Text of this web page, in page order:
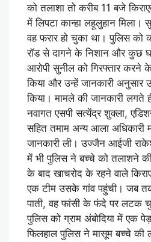
को तलाशा तो करीब 11 बजे
में लिपटा कान्हा लहूलुहान मिला।
वह फरार हो चुका था। पुलिस को
रॉड से दागने के निशान और कुछ
आरोपी सुनील को गिरफ्तार करने
किया और उन्हें जानकारी अनुसार
किया। मामले की जानकारी लगते
नवागत एसपी सत्येंद्र शुक्ला,
सहित तमाम अन्य आला अधिकारी
जानकारी ली। उज्जैन आईजी
में भी पुलिस ने बच्चे को तलाशने
के बाद खाचरोद के रहने वाले
एक टीम उसके गांव पहुंची। जब
पाती, वह फांसी के फंदे पर लटक
पुलिस को ग्राम अंबोदिया में एक
फिलहाल पुलिस ने मासूम बच्चे की